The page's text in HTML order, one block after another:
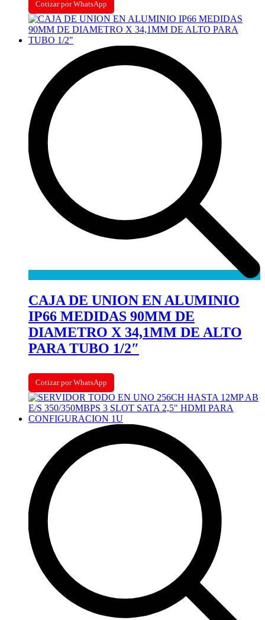
Cotizar por WhatsApp
CAJA DE UNION EN ALUMINIO
IP66 MEDIDAS 90MM DE
DIAMETRO X 34,1MM DE ALTO
PARA TUBO 1/2″
Cotizar por WhatsApp